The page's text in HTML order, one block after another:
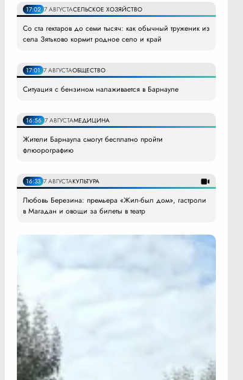
17:02 7 АВГУСТАСЕЛЬСКОЕ ХОЗЯЙСТВО
Со ста гектаров до семи тысяч: как обычный труженик из
села Зятьково кормит родное село и край
17:01 7 АВГУСТАОБЩЕСТВО
Ситуация с бензином налаживается в Барнауле
16:56 7 АВГУСТАМЕДИЦИНА
Жители Барнаула смогут бесплатно пройти
флюорографию
16:33 7 АВГУСТАКУЛЬТУРА
Любовь Березина: премьера «Жил-был дом», гастроли
в Магадан и овощи за билеты в театр